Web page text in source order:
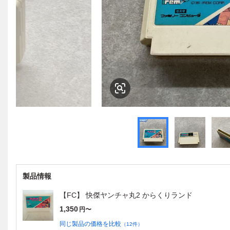
製品情報
【FC】 快傑ヤンチャ丸2 からくりランド
1,350 円〜
同じ製品の価格を比較 （12件）